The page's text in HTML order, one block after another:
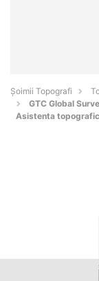
Șoimii Topografi
GTC Global
Asistenta